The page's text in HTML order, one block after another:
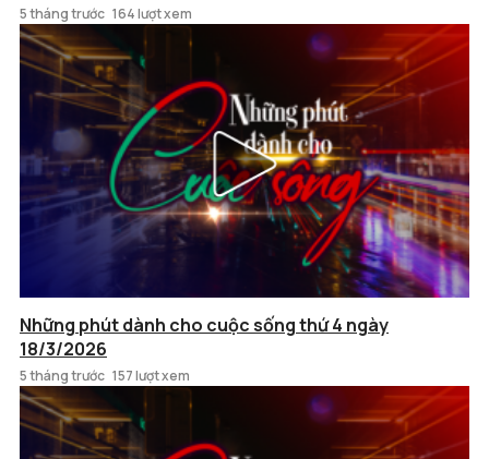
5 tháng trước 164 lượt xem
Những phút dành cho cuộc sống thứ 4 ngày
18/3/2026
5 tháng trước 157 lượt xem